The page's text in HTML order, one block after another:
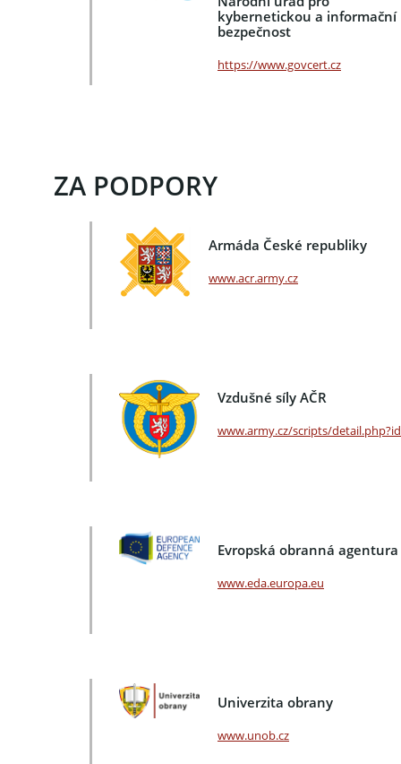
kybernetickou a informační
bezpečnost
https://www.govcert.cz
ZA PODPORY
Armáda České republiky
www.acr.army.cz
Vzdušné síly AČR
www.army.cz/scripts/
Evropská obranná agentura
www.eda.europa.eu
Univerzita obrany
www.unob.cz